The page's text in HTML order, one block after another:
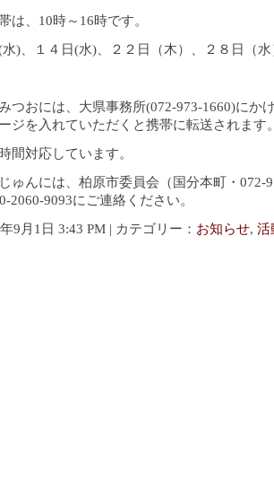
は、10時～16時です。
水)、１４日(水)、２２日（木）、２８日（水
つおには、大県事務所(072-973-1660)にか
ジを入れていただくと携帯に転送されます
間対応しています。
ゅんには、柏原市委員会（国分本町・072-
2060-9093にご連絡ください。
9月1日 3:43 PM | カテゴリー： お知らせ, 活